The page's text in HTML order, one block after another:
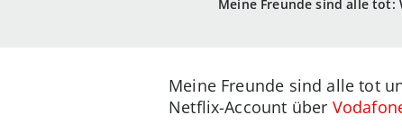
Meine Freunde sind alle
Meine Freunde sind alle tot
Netflix-Account über